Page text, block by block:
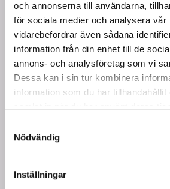
och annonserna till användarna,
för sociala medier och analysera vår
vidarebefordrar även sådana
information från din enhet till de
annons- och analysföretag som vi
Dessa kan i sin tur kombinera
information som du har tillhandahållit
Nödvändig
Inställningar
Välj ett inredningskoncept
Sand eller Lindblom. Detta val
grundutförandet som
takfärg (badrum).
Välj tillval
Mixa och matcha mellan
välja vitt tak i badrum som
Få råd och stöd
för att dina val ska bli rätt för